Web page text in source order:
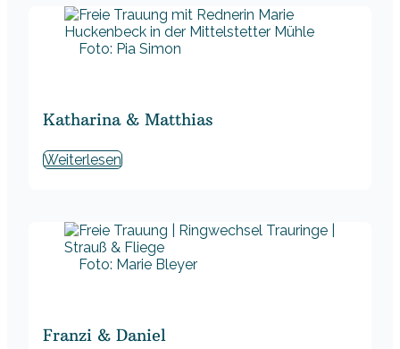
Foto: Pia Simon
Katharina & Matthias
Weiterlesen
Foto: Marie Bleyer
Franzi & Daniel